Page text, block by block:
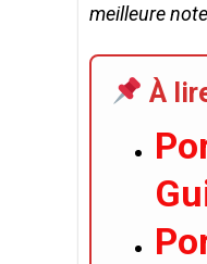
meilleure
À